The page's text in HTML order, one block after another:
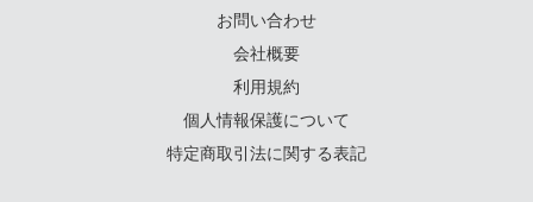
お問い合わせ
会社概要
利用規約
個人情報保護について
特定商取引法に関する表記